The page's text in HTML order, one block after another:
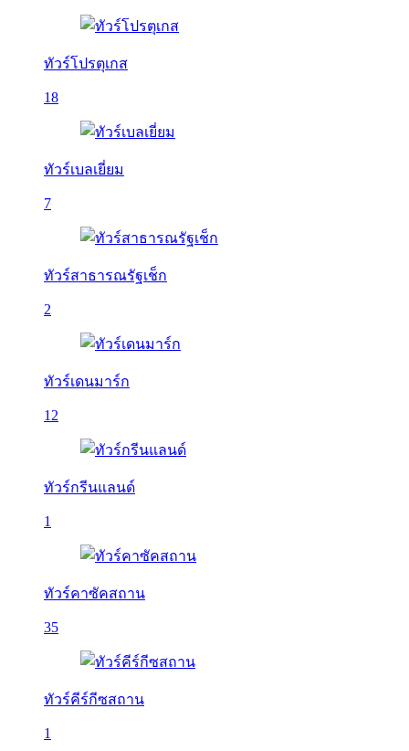
ทัวร์โปรตุเกส
18
ทัวร์เบลเยี่ยม
7
ทัวร์สาธารณรัฐเช็ก
2
ทัวร์เดนมาร์ก
12
ทัวร์กรีนแลนด์
1
ทัวร์คาซัคสถาน
35
ทัวร์คีร์กีซสถาน
1